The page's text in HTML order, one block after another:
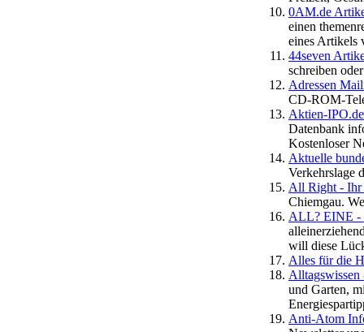
0AM.de
einen
eines Artikels
44seven
schreiben
Adressen
CD-ROM-
Aktien-
Datenbank
Kostenloser
Aktuelle
Verkehrslage
All Right - Ihr
Chiemgau.
ALL? EINE -
will diese
Alles für die
Alltagswissen
und Garten,
Anti-Atom